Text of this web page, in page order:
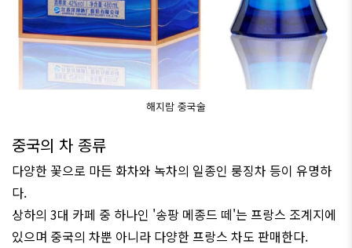
해지람 중국술
중국의 차 종류
다양한 꽃으로 마든 화차와 녹차의 일종인 룽징차 등이 유명하
다.
상하의 3대 카페 중 하나인 '송팡 메종드 떼'는 프랑스 조계지에
있으며 중국의 차뿐 아니라 다양한 프랑스 차도 판매한다.